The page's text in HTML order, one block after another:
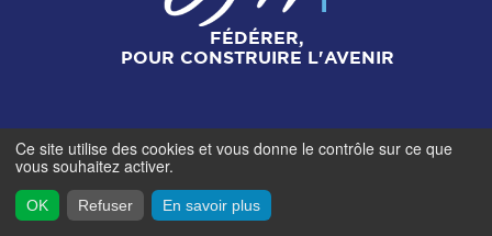
FÉDÉRER,
POUR CONSTRUIRE L'AVENIR
Mentions légales-Gestionnaire de cookies
contributeurs- © Fédération Française de Gymnastique -
2026
Ce site utilise des cookies et vous donne le contrôle sur ce que
vous souhaitez activer.
OK Refuser En savoir plus